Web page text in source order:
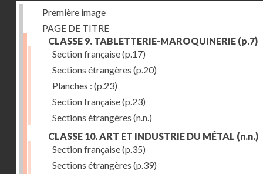
Première image
PAGE DE TITRE
CLASSE 9. TABLETTERIE-MAROQUINERIE (p.7)
Section française(p.17)
Sections étrangères (p.20)
Planches : (p.23)
Section française(p.23)
Sections étrangères (n.n.)
CLASSE 10. ART ET INDUSTRIE DU MÉTAL (n.n.)
Section française(p.35)
Sections étrangères (p.39)